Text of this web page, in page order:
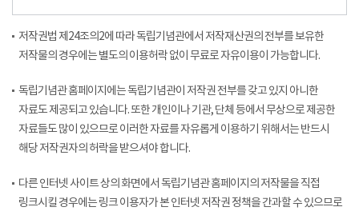
저작권법 제24조의2에 따라 독립기념관에서 저작재산권의 전부를 보유한
저작물의 경우에는 별도의 이용허락 없이 무료로 자유이용이 가능합니다.
독립기념관 홈페이지에는 독립기념관이 저작권 전부를 갖고 있지 아니한
자료도 제공되고 있습니다. 또한 개인이나 기관, 단체 등에서 무상으로 제공한
자료들도 많이 있으므로 이러한 자료를 자유롭게 이용하기 위해서는 반드시
해당 저작권자의 허락을 받으셔야 합니다.
다른 인터넷 사이트 상의 화면에서 독립기념관 홈페이지의 저작물을 직접
링크시킬 경우에는 링크 이용자가 본 인터넷 저작권 정책을 간과할 수 있으므로